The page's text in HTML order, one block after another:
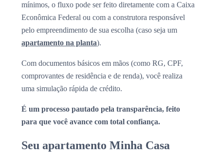
mínimos, o fluxo pode ser feito diretamente com a Caixa
Econômica Federal ou com a construtora responsável
pelo empreendimento de sua escolha (caso seja um
apartamento na planta).
Com documentos básicos em mãos (como RG, CPF,
comprovantes de residência e de renda), você realiza
uma simulação rápida de crédito.
É um processo pautado pela transparência, feito
para que você avance com total confiança.
Seu apartamento Minha Casa